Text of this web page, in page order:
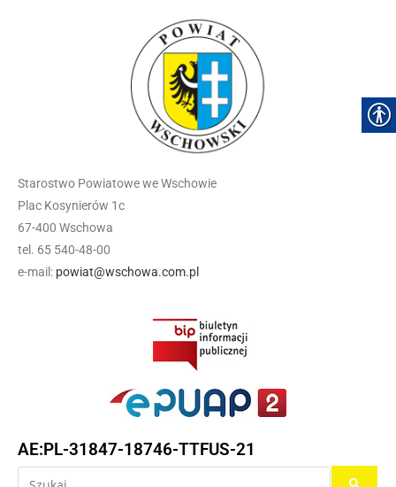
Starostwo Powiatowe we Wschowie
Plac Kosynierów 1c
67-400 Wschowa
tel. 65 540-48-00
e-mail: powiat@wschowa.com.pl
AE:PL-31847-18746-TTFUS-21